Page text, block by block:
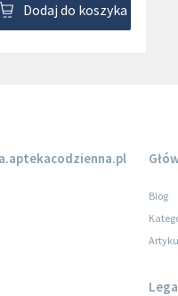
Dodaj do koszyka
Blog